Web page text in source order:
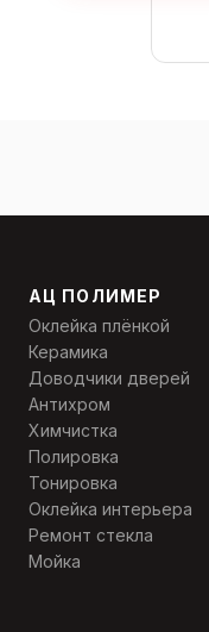
АЦ ПОЛИМЕР
Оклейка плёнкой
Керамика
Доводчики дверей
Антихром
Химчистка
Полировка
Тонировка
Оклейка интерьера
Ремонт стекла
Мойка